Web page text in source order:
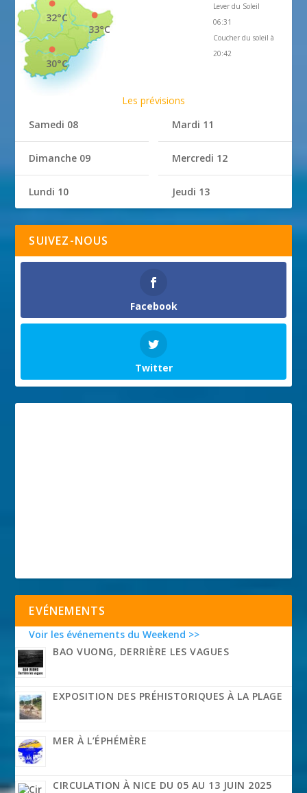
33°C
32°C
30°C
Lever du Soleil
06:31
Coucher du soleil à
20:42
Les prévisions
Samedi 08
Dimanche 09
Lundi 10
Mardi 11
Mercredi 12
Jeudi 13
SUIVEZ-NOUS
Facebook
Twitter
EVÉNEMENTS
Voir les événements du Weekend >>
BAO VUONG, DERRIÈRE LES VAGUES
EXPOSITION DES PRÉHISTORIQUES À LA PLAGE
MER À L’ÉPHÉMÈRE
CIRCULATION À NICE DU 05 AU 13 JUIN 2025